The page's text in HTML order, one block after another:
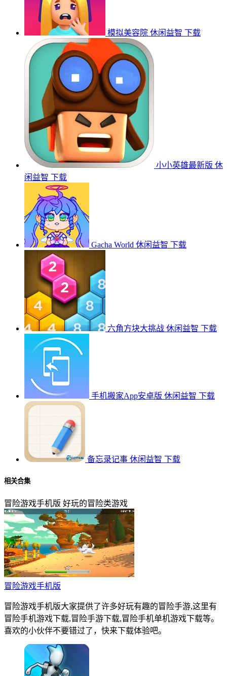
模拟美容院 休闲益智 下载
小小英雄最新版 休
闲益智 下载
Gacha World 休闲益智 下载
六角方块大挑战 休闲益智 下载
手机搬家App安卓版 休闲益智 下载
备忘录记事 休闲益智 下载
相关合集
冒险游戏手机版 好玩的冒险类游戏
冒险游戏手机版
冒险游戏手机版大家提供了许多好玩有趣的冒险手游,这里有
冒险手机游戏下载,冒险手游下载,冒险手机单机游戏下载等。
喜欢的小伙伴不要错过了，快来下载体验吧。